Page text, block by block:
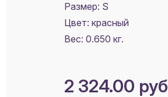
Размер: S
Цвет: красный
Вес: 0.650 кг.
2 324.00 руб